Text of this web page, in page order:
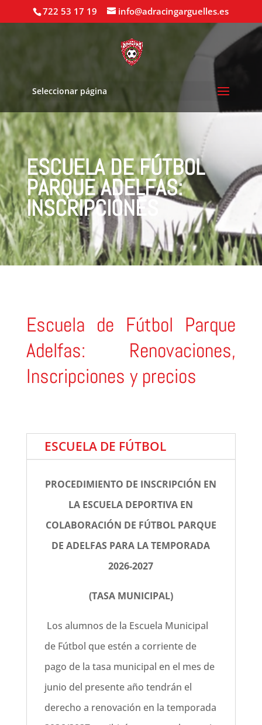
722 53 17 19 info@adracingarguelles.es
Seleccionar página
ESCUELA DE FÚTBOL
PARQUE ADELFAS:
INSCRIPCIONES
Escuela de Fútbol Parque
Adelfas: Renovaciones,
Inscripciones y precios
ESCUELA DE FÚTBOL
PROCEDIMIENTO DE INSCRIPCIÓN EN
LA ESCUELA DEPORTIVA EN
COLABORACIÓN DE FÚTBOL PARQUE
DE ADELFAS PARA LA TEMPORADA
2026-2027
(TASA MUNICIPAL)
Los alumnos de la Escuela Municipal
de Fútbol que estén a corriente de
pago de la tasa municipal en el mes de
junio del presente año tendrán el
derecho a renovación en la temporada